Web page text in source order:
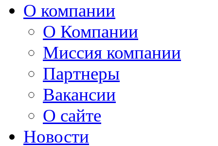
О компании
О Компании
Миссия компании
Партнеры
Вакансии
О сайте
Новости